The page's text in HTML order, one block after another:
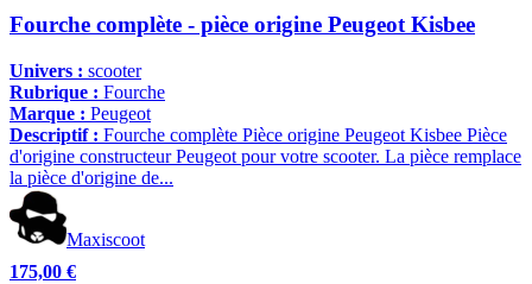
Fourche complète - pièce origine Peugeot Kisbee
Univers : scooter
Rubrique : Fourche
Marque : Peugeot
Descriptif : Fourche complète Pièce origine Peugeot Kisbee Pièce
d'origine constructeur Peugeot pour votre scooter. La pièce remplace
la pièce d'origine de...
Maxiscoot
175,00 €